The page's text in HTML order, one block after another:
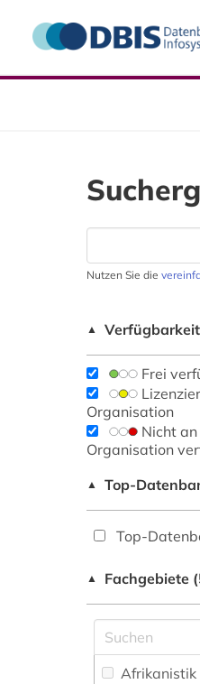
Nutzen Sie die
▲ Verfügbarkeit
Frei
Organisation
Nicht
Organisation
▲ Top-
Top-
▲ Fachgebiete
Afrikanistik